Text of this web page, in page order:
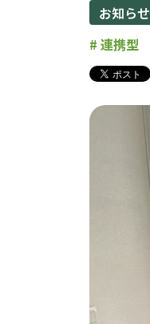
お知らせ
# 連携型